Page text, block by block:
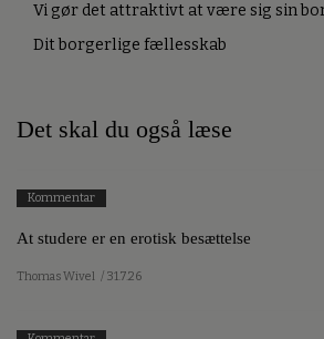
Vi gør det attraktivt at være sig sin
Dit borgerlige fællesskab
Det skal du også læse
Kommentar
At studere er en erotisk besættelse
Thomas Wivel / 31.7.26